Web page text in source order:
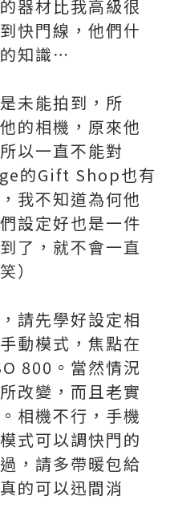
器材比我高級很
快門線，他們什
知識⋯
未能拍到，所
的相機，原來他
以一直不能對
的Gift Shop也有
我不知道為何他
設定好也是一件
了，就不會一直
）
請先學好設定相
動模式，焦點在
800。當然情況
改變，而且老實
相機不行，手機
式可以調快門的
，請多帶暖包給
的可以迅間消